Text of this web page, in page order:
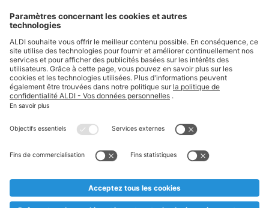
Suivez ALDI Belgique
Textes marqués d'un astérisque et mentions légales
* Nous vendons ces articles temporairement et jusqu'à
au cas où, malgré le planning bien étudié, nous serions
prématurément en rupture de stock. Prix Recupel et TVA incl.
** Sur ce site, l’utilisation de la forme masculine a été adoptée